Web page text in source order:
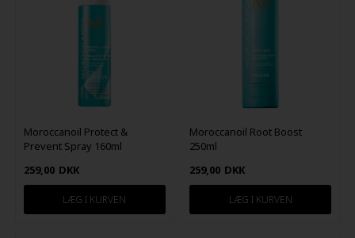
Moroccanoil Protect &
Prevent Spray 160ml
259,00 DKK
Moroccanoil Root Boost
250ml
259,00 DKK